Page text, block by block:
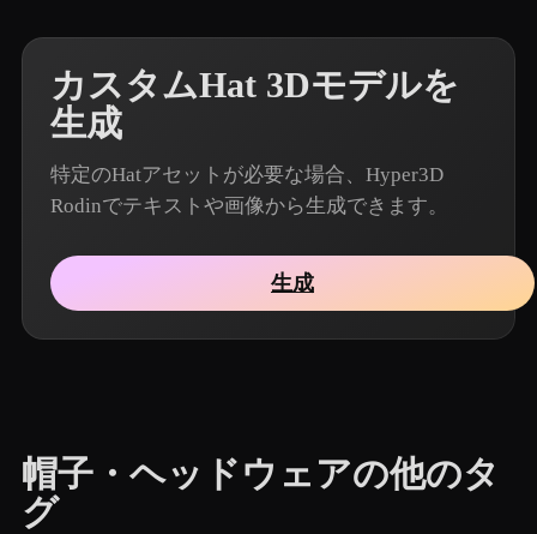
カスタムHat 3Dモデルを
生成
特定のHatアセットが必要な場合、Hyper3D
Rodinでテキストや画像から生成できます。
生成
帽子・ヘッドウェアの他のタ
グ